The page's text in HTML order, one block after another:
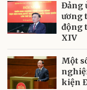
Đảng
ương
động
XIV
Một
kiện